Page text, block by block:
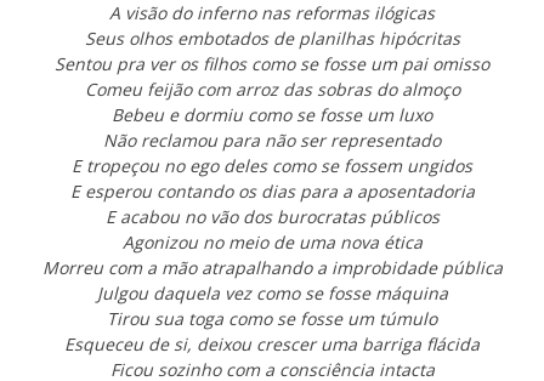
A visão do inferno nas reformas ilógicas
Seus olhos embotados de planilhas hipócritas
Sentou pra ver os filhos como se fosse um pai omisso
Comeu feijão com arroz das sobras do almoço
Bebeu e dormiu como se fosse um luxo
Não reclamou para não ser representado
E tropeçou no ego deles como se fossem ungidos
E esperou contando os dias para a aposentadoria
E acabou no vão dos burocratas públicos
Agonizou no meio de uma nova ética
Morreu com a mão atrapalhando a improbidade pública
Julgou daquela vez como se fosse máquina
Tirou sua toga como se fosse um túmulo
Esqueceu de si, deixou crescer uma barriga flácida
Ficou sozinho com a consciência intacta